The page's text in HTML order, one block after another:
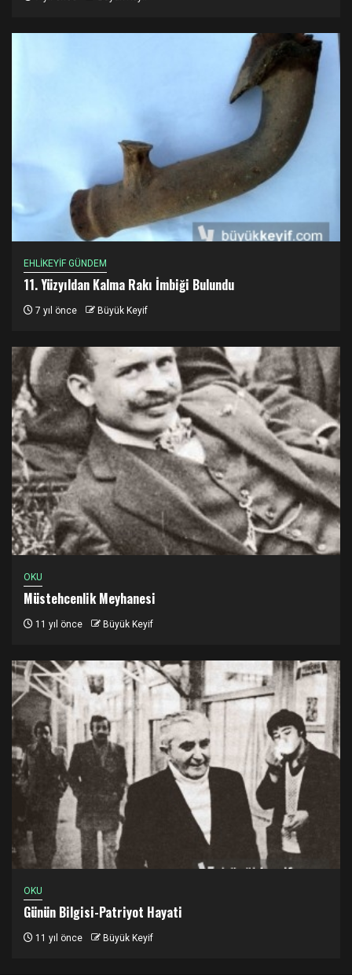
EHLİKEYİF GÜNDEM
11. Yüzyıldan Kalma Rakı İmbiği Bulundu
7 yıl önce Büyük Keyif
OKU
Müstehcenlik Meyhanesi
11 yıl önce Büyük Keyif
OKU
Günün Bilgisi-Patriyot Hayati
11 yıl önce Büyük Keyif